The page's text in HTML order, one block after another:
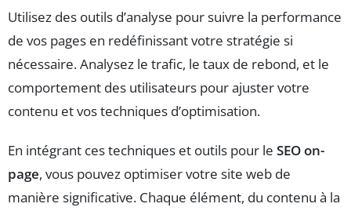
Utilisez des outils d’analyse pour suivre la performance
de vos pages en redéfinissant votre stratégie si
nécessaire. Analysez le trafic, le taux de rebond, et le
comportement des utilisateurs pour ajuster votre
contenu et vos techniques d’optimisation.
En intégrant ces techniques et outils pour le SEO on-
page, vous pouvez optimiser votre site web de
manière significative. Chaque élément, du contenu à la